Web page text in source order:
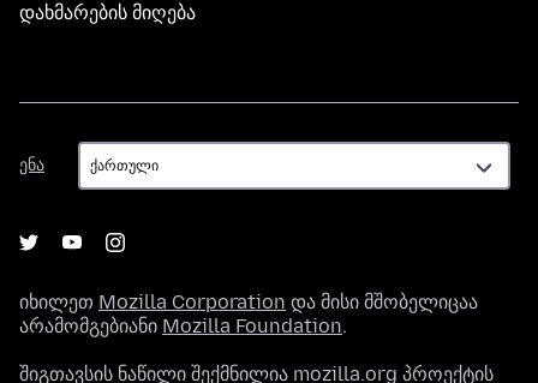
დახმარების მიღება
ენა
ენა
იხილეთ Mozilla Corporation და მისი მშობელიცაა
არამომგებიანი Mozilla Foundation.
შიგთავსის ნაწილი შექმნილია mozilla.org პროექტის